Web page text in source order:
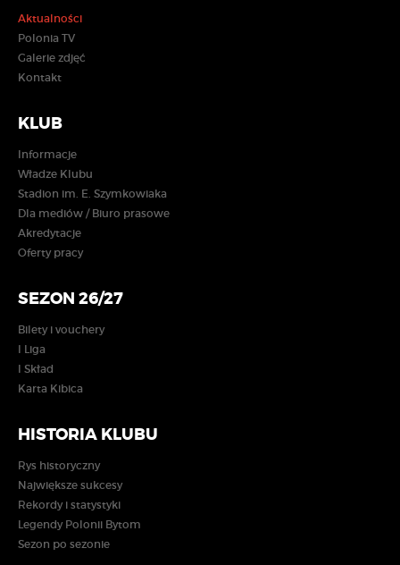
Aktualności
Polonia TV
Galerie zdjęć
Kontakt
KLUB
Informacje
Władze Klubu
Stadion im. E. Szymkowiaka
Dla mediów / Biuro prasowe
Akredytacje
Oferty pracy
SEZON 26/27
Bilety i vouchery
I Liga
I Skład
Karta Kibica
HISTORIA KLUBU
Rys historyczny
Największe sukcesy
Rekordy i statystyki
Legendy Polonii Bytom
Sezon po sezonie